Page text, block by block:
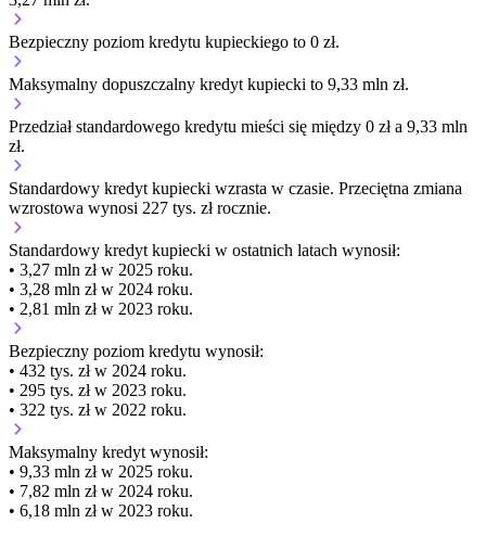
Bezpieczny poziom kredytu kupieckiego to 0 zł.
Maksymalny dopuszczalny kredyt kupiecki to 9,33 mln zł.
Przedział standardowego kredytu mieści się między 0 zł a 9,33 mln
zł.
Standardowy kredyt kupiecki wzrasta w czasie. Przeciętna zmiana
wzrostowa wynosi 227 tys. zł rocznie.
Standardowy kredyt kupiecki w ostatnich latach wynosił:
• 3,27 mln zł w 2025 roku.
• 3,28 mln zł w 2024 roku.
• 2,81 mln zł w 2023 roku.
Bezpieczny poziom kredytu wynosił:
• 432 tys. zł w 2024 roku.
• 295 tys. zł w 2023 roku.
• 322 tys. zł w 2022 roku.
Maksymalny kredyt wynosił:
• 9,33 mln zł w 2025 roku.
• 7,82 mln zł w 2024 roku.
• 6,18 mln zł w 2023 roku.